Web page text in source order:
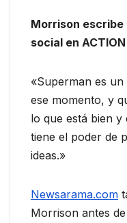
Morrison escribe
social en
«Superman es
ese momento, y
lo que está bien y
tiene el poder de
ideas.»
Newsarama.com
Morrison antes